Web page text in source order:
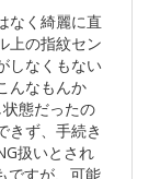
なく綺麗に直
上の指紋セン
しなくもない
んなもんか
態だったの
きず、手続き
扱いとされ
ですが、可能